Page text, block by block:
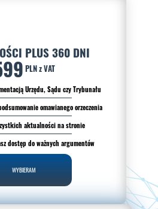
PLUS 360 DNI
PLN z VAT
Urzędu, Sądu czy Trybunału
omawianego orzeczenia
aktualności na stronie
dostęp do ważnych argumentów
WYBIERAM